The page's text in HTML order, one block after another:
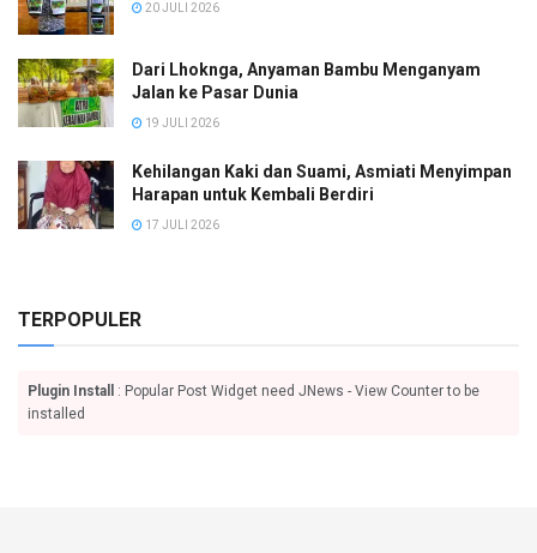
20 JULI 2026
Dari Lhoknga, Anyaman Bambu Menganyam
Jalan ke Pasar Dunia
19 JULI 2026
Kehilangan Kaki dan Suami, Asmiati Menyimpan
Harapan untuk Kembali Berdiri
17 JULI 2026
TERPOPULER
Plugin Install
: Popular Post Widget need JNews - View Counter to be
installed